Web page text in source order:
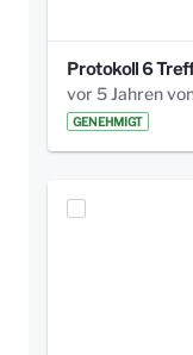
GENEHMIGT